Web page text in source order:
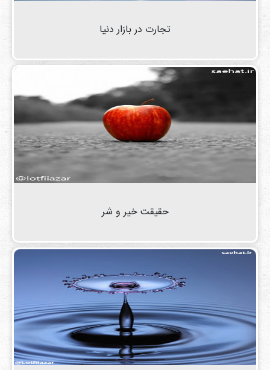
دی
ها
تماس
با ما
سایت
تجارت در بازار دنیا
حقیقت خیر و شر